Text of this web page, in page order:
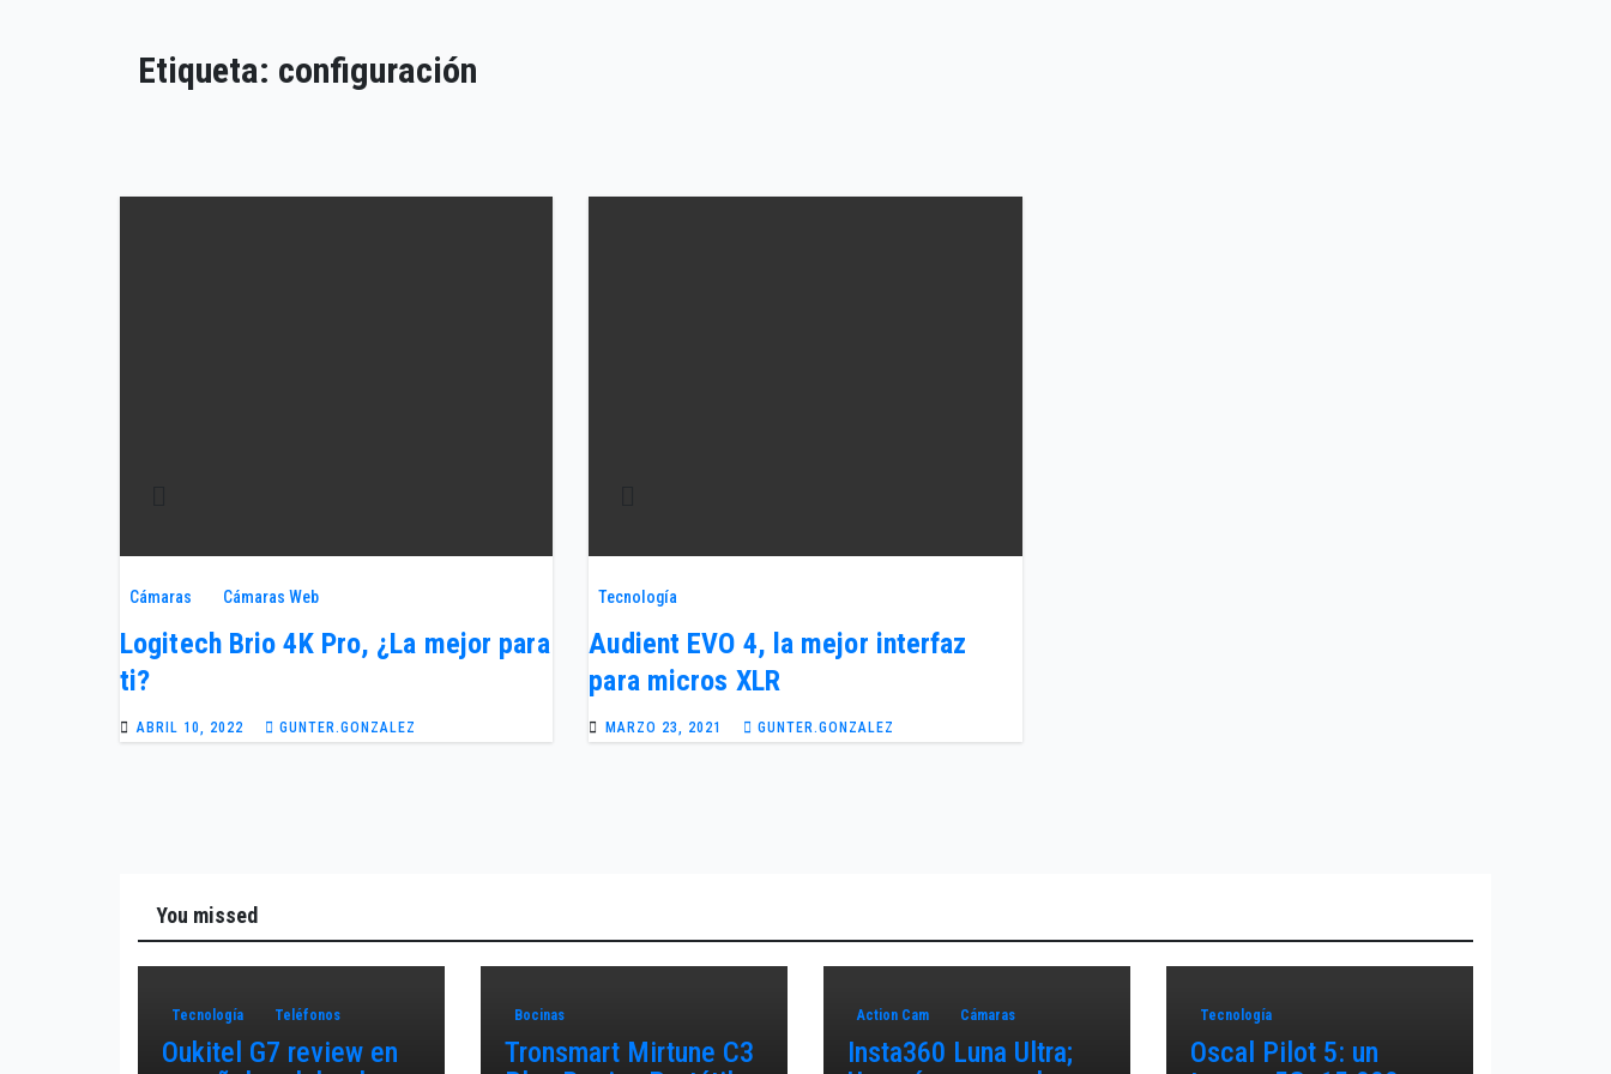
Etiqueta: configuración
Cámaras Cámaras Web
Logitech Brio 4K Pro, ¿La mejor para
ti?
ABRIL 10, 2022 GUNTER.GONZALEZ
Tecnología
Audient EVO 4, la mejor interfaz
para micros XLR
MARZO 23, 2021 GUNTER.GONZALEZ
You missed
Tecnología Teléfonos
Oukitel G7 review en
Bocinas
Tronsmart Mirtune C3
Action Cam Cámaras
Insta360 Luna Ultra;
Tecnología
Oscal Pilot 5: un